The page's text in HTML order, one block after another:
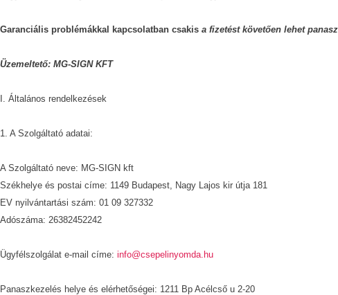
Garanciális problémákkal kapcsolatban csakis a fizetést követően lehet
Üzemeltető: MG-SIGN KFT
I. Általános rendelkezések
1. A Szolgáltató adatai:
A Szolgáltató neve: MG-SIGN kft
Székhelye és postai címe: 1149 Budapest, Nagy Lajos kir útja 181
EV nyilvántartási szám: 01 09 327332
Adószáma: 26382452242
Ügyfélszolgálat e-mail címe: info@csepelinyomda.hu
Panaszkezelés helye és elérhetőségei: 1211 Bp Acélcső u 2-20